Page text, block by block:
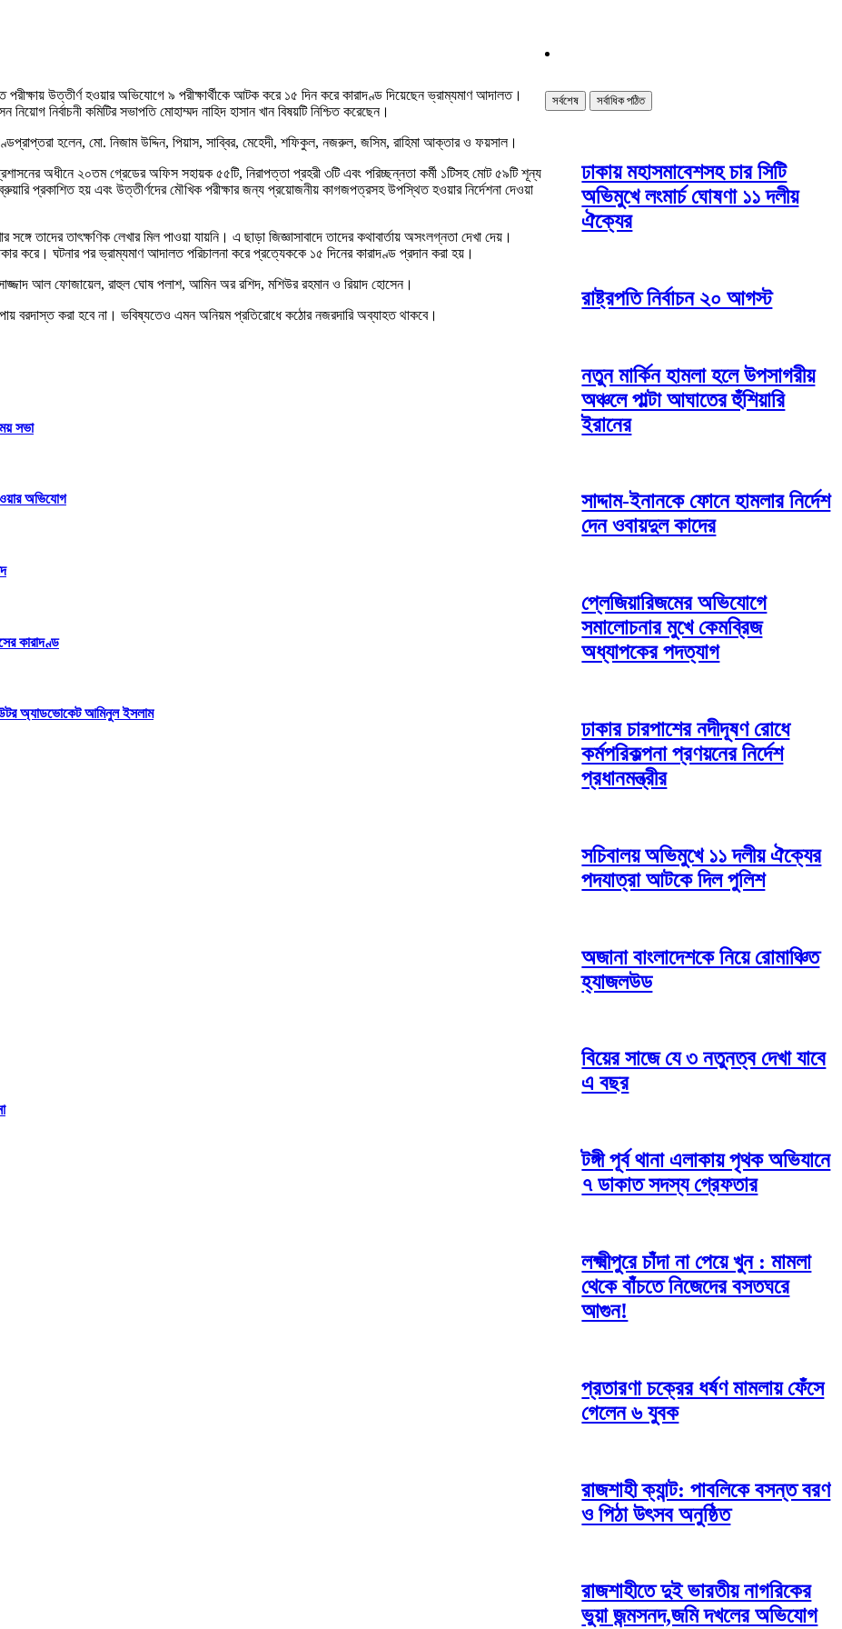
পরীক্ষায় উত্তীর্ণ হওয়ার অভিযোগে ৯ পরীক্ষার্থীকে আটক করে ১৫ দিন করে কারাদণ্ড দিয়েছেন ভ্রাম্যমাণ আদালত।
নির্বাচনী কমিটির সভাপতি মোহাম্মদ নাহিদ হাসান খান বিষয়টি নিশ্চিত করেছেন।
হলেন, মো. নিজাম উদ্দিন, পিয়াস, সাব্বির, মেহেদী, শফিকুল, নজরুল, জসিম, রাহিমা আক্তার ও ফয়সাল।
অধীনে ২০তম গ্রেডের অফিস সহায়ক ৫৫টি, নিরাপত্তা প্রহরী ৩টি এবং পরিচ্ছন্নতা কর্মী ১টিসহ মোট ৫৯টি শূন্য
প্রকাশিত হয় এবং উত্তীর্ণদের মৌখিক পরীক্ষার জন্য প্রয়োজনীয় কাগজপত্রসহ উপস্থিত হওয়ার নির্দেশনা দেওয়া
সঙ্গে তাদের তাৎক্ষণিক লেখার মিল পাওয়া যায়নি। এ ছাড়া জিজ্ঞাসাবাদে তাদের কথাবার্তায় অসংলগ্নতা দেখা দেয়।
করে। ঘটনার পর ভ্রাম্যমাণ আদালত পরিচালনা করে প্রত্যেককে ১৫ দিনের কারাদণ্ড প্রদান করা হয়।
সাজ্জাদ আল ফোজায়েল, রাহুল ঘোষ পলাশ, আমিন অর রশিদ, মশিউর রহমান ও রিয়াদ হোসেন।
বরদাস্ত করা হবে না। ভবিষ্যতেও এমন অনিয়ম প্রতিরোধে কঠোর নজরদারি অব্যাহত থাকবে।
সভা
অভিযোগ
কারাদণ্ড
অ্যাডভোকেট আমিনুল ইসলাম
সর্বশেষ সর্বাধিক পঠিত
ঢাকায় মহাসমাবেশসহ চার সিটি
অভিমুখে লংমার্চ ঘোষণা ১১ দলীয়
ঐক্যের
রাষ্ট্রপতি নির্বাচন ২০ আগস্ট
নতুন মার্কিন হামলা হলে উপসাগরীয়
অঞ্চলে পাল্টা আঘাতের হুঁশিয়ারি
ইরানের
সাদ্দাম-ইনানকে ফোনে হামলার নির্দেশ
দেন ওবায়দুল কাদের
প্লেজিয়ারিজমের অভিযোগে
সমালোচনার মুখে কেমব্রিজ
অধ্যাপকের পদত্যাগ
ঢাকার চারপাশের নদীদূষণ রোধে
কর্মপরিকল্পনা প্রণয়নের নির্দেশ
প্রধানমন্ত্রীর
সচিবালয় অভিমুখে ১১ দলীয় ঐক্যের
পদযাত্রা আটকে দিল পুলিশ
অজানা বাংলাদেশকে নিয়ে রোমাঞ্চিত
হ্যাজলউড
বিয়ের সাজে যে ৩ নতুনত্ব দেখা যাবে
এ বছর
টঙ্গী পূর্ব থানা এলাকায় পৃথক অভিযানে
৭ ডাকাত সদস্য গ্রেফতার
লক্ষ্মীপুরে চাঁদা না পেয়ে খুন : মামলা
থেকে বাঁচতে নিজেদের বসতঘরে
আগুন!
প্রতারণা চক্রের ধর্ষণ মামলায় ফেঁসে
গেলেন ৬ যুবক
রাজশাহী ক্যান্ট: পাবলিকে বসন্ত বরণ
ও পিঠা উৎসব অনুষ্ঠিত
রাজশাহীতে দুই ভারতীয় নাগরিকের
ভুয়া জন্মসনদ,জমি দখলের অভিযোগ